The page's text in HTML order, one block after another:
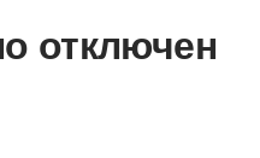
отключен